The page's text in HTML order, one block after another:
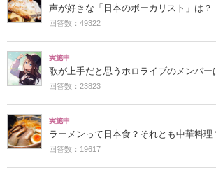
声が好きな「日本のボーカリスト」は？
回答数：49322
実施中
歌が上手だと思うホロライブのメンバー
回答数：23823
実施中
ラーメンって日本食？それとも中華料理
回答数：19617